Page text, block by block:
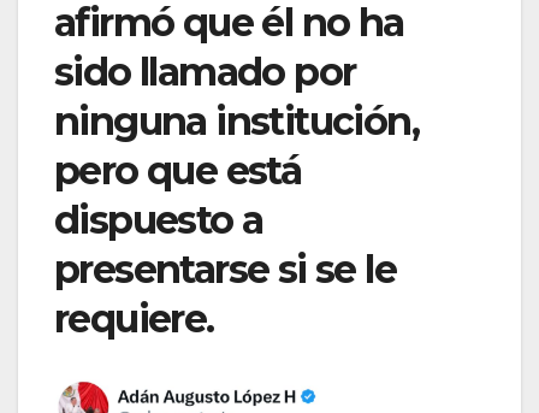
afirmó que él no ha
sido llamado por
ninguna institución,
pero que está
dispuesto a
presentarse si se le
requiere.